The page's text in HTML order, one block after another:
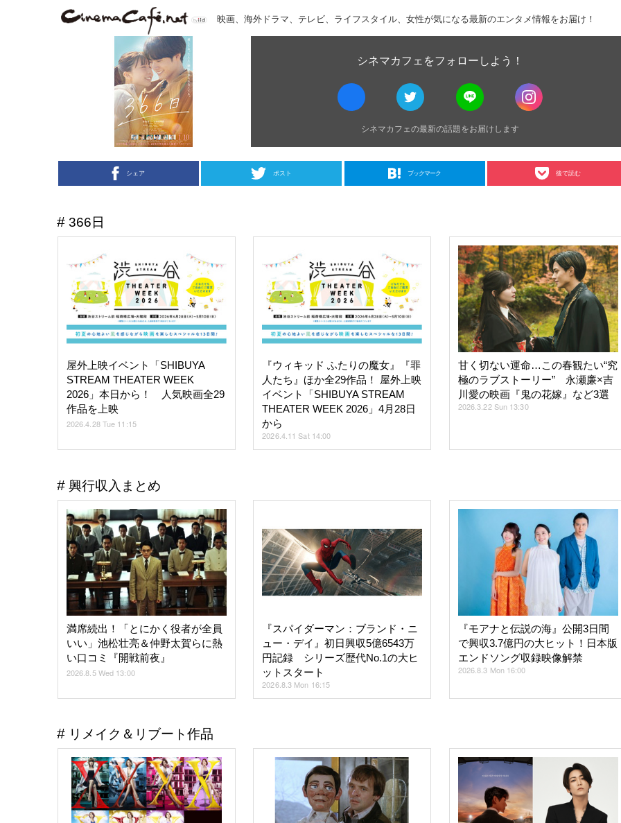
映画、海外ドラマ、テレビ、ライフスタイル、女性が気になる最新のエンタメ情報をお届け！
シネマカフェをフォローしよう！
シネマカフェの最新の話題をお届けします
シェア ポスト ブックマーク 後で読む
366日
屋外上映イベント「SHIBUYA
STREAM THEATER WEEK
2026」本日から！ 人気映画全29
作品を上映
2026.4.28 Tue 11:15
『ウィキッド ふたりの魔女』『罪
人たち』ほか全29作品！ 屋外上映
イベント「SHIBUYA STREAM
THEATER WEEK 2026」4月28日
から
2026.4.11 Sat 14:00
甘く切ない運命…この春観たい“究
極のラブストーリー” 永瀬廉×吉
川愛の映画『鬼の花嫁』など3選
2026.3.22 Sun 13:30
興行収入まとめ
満席続出！「とにかく役者が全員
いい」池松壮亮＆仲野太賀らに熱
い口コミ『開戦前夜』
2026.8.5 Wed 13:00
『スパイダーマン：ブランド・ニ
ュー・デイ』初日興収5億6543万
円記録 シリーズ歴代No.1の大ヒ
ットスタート
2026.8.3 Mon 16:15
『モアナと伝説の海』公開3日間
で興収3.7億円の大ヒット！日本版
エンドソング収録映像解禁
2026.8.3 Mon 16:00
リメイク＆リブート作品